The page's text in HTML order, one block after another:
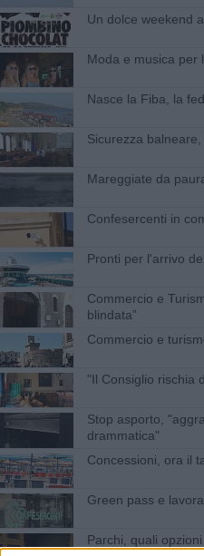
Un dolce weekend
Moda e musica per
Nasce la Fiba, la
Sicurezza
Mareggiate da
Confesercenti in
Pronti per l'arrivo
Commercio e
blindata”
Commercio e
"Il Consiglio rischia
Stop asporto,
drammatica"
Concessioni, ora il
Green pass e
Parchi, quali